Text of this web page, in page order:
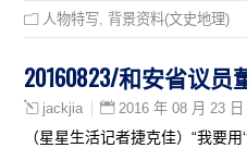
人物特写 背景资料(文史地理)
20160823/和安省议
jackjia 2016 年 08 月 23 日
（星星生活记者捷克佳）“我要